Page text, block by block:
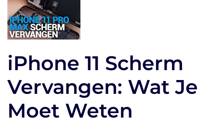
iPhone 11 Scherm
Vervangen: Wat Je
Moet Weten